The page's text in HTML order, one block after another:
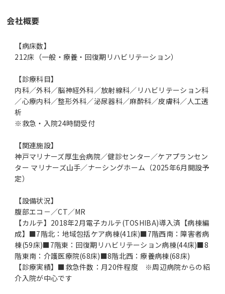
会社概要
【病床数】
212床（一般・療養・回復期リハビリテーション）
【診療科目】
内科／外科／脳神経外科／放射線科／リハビリテーション科
／心療内科／整形外科／泌尿器科／麻酔科／皮膚科／人工透
析
※救急・入院24時間受付
【関連施設】
神戸マリナーズ厚生会病院／健診センター／ケアプランセン
ター マリナーズ山手／ナーシングホーム（2025年6月開設予
定）
【設備状況】
腹部エコ－／CT／MR
【カルテ】2018年2月電子カルテ(TOSHIBA)導入済【病棟編
成】■7階北：地域包括ケア病棟(41床)■7階西南：障害者病
棟(59床)■7階東：回復期リハビリテーション病棟(44床)■8
階東南：介護医療院(68床)■8階北西：療養病棟(68床)
【診療実績】■救急件数：月20件程度 ※周辺病院からの紹
介入院が中心です